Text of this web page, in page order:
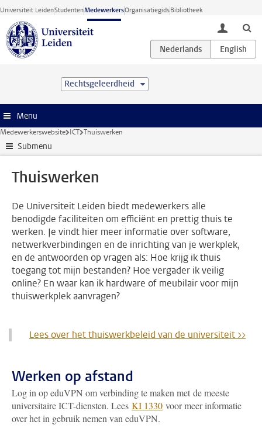
Ga direct naar de inhoud
Universiteit LeidenStudentenMedewerkersOrganisatiegidsBibliotheek
toggle
Rechtsgeleerdheid
Menu
Medewerkerswebsite ICT Thuiswerken
Submenu
Thuiswerken
De Universiteit Leiden biedt medewerkers alle
benodigde faciliteiten om efficiënt en prettig thuis te
werken. Je vindt hier meer informatie over software,
netwerkverbindingen en de inrichting van je werkplek,
en de antwoorden op vragen als: Hoe krijg ik thuis
toegang tot mijn bestanden? Hoe vergader ik veilig
online? En waar kan ik hardware of meubilair voor mijn
thuiswerkplek aanvragen?
Lees over het thuiswerkbeleid van de universiteit >>
Werken op afstand
Log in op eduVPN omverbinding te maken met de meeste
universitaire ICT-diensten. Lees KI 1330 voor meer informatie
over het in gebruik nemen van eduVPN.